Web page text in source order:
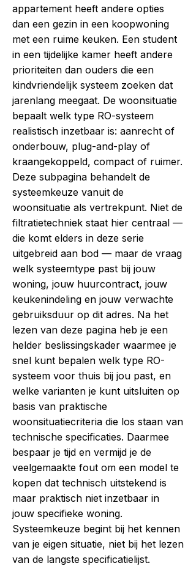
appartement heeft andere opties
dan een gezin in een koopwoning
met een ruime keuken. Een student
in een tijdelijke kamer heeft andere
prioriteiten dan ouders die een
kindvriendelijk systeem zoeken dat
jarenlang meegaat. De woonsituatie
bepaalt welk type RO-systeem
realistisch inzetbaar is: aanrecht of
onderbouw, plug-and-play of
kraangekoppeld, compact of ruimer.
Deze subpagina behandelt de
systeemkeuze vanuit de
woonsituatie als vertrekpunt. Niet de
filtratietechniek staat hier centraal —
die komt elders in deze serie
uitgebreid aan bod — maar de vraag
welk systeemtype past bij jouw
woning, jouw huurcontract, jouw
keukenindeling en jouw verwachte
gebruiksduur op dit adres. Na het
lezen van deze pagina heb je een
helder beslissingskader waarmee je
snel kunt bepalen welk type RO-
systeem voor thuis bij jou past, en
welke varianten je kunt uitsluiten op
basis van praktische
woonsituatiecriteria die los staan van
technische specificaties. Daarmee
bespaar je tijd en vermijd je de
veelgemaakte fout om een model te
kopen dat technisch uitstekend is
maar praktisch niet inzetbaar in
jouw specifieke woning.
Systeemkeuze begint bij het kennen
van je eigen situatie, niet bij het lezen
van de langste specificatielijst.